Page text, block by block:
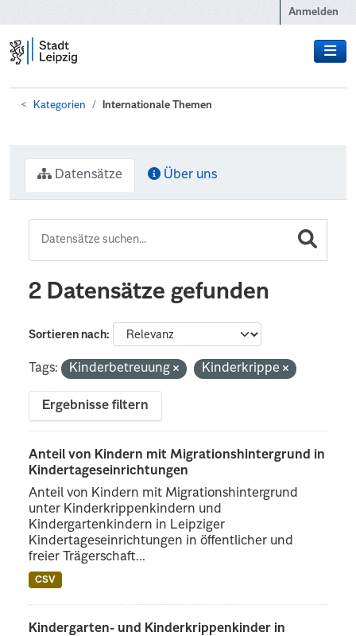
Anmelden
Kategorien Internationale Themen
Datensätze Über uns
2 Datensätze gefunden
Sortieren nach
Tags: Kinderbetreuung Kinderkrippe
Ergebnisse filtern
Anteil von Kindern mit Migrationshintergrund in
Kindertageseinrichtungen
Anteil von Kindern mit Migrationshintergrund
unter Kinderkrippenkindern und
Kindergartenkindern in Leipziger
Kindertageseinrichtungen in öffentlicher und
freier Trägerschaft...
CSV
Kindergarten- und Kinderkrippenkinder in